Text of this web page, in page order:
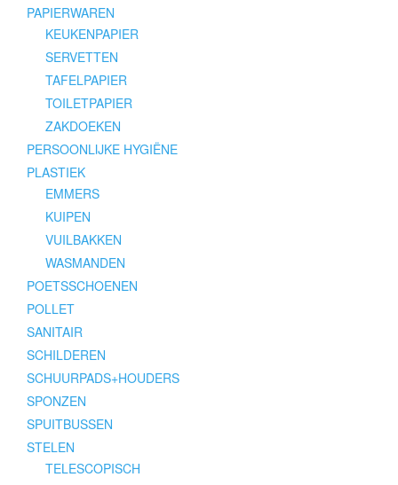
PAPIERWAREN
KEUKENPAPIER
SERVETTEN
TAFELPAPIER
TOILETPAPIER
ZAKDOEKEN
PERSOONLIJKE HYGIËNE
PLASTIEK
EMMERS
KUIPEN
VUILBAKKEN
WASMANDEN
POETSSCHOENEN
POLLET
SANITAIR
SCHILDEREN
SCHUURPADS+HOUDERS
SPONZEN
SPUITBUSSEN
STELEN
TELESCOPISCH